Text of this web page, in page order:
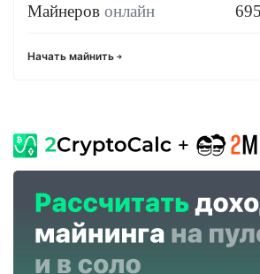
Майнеров онлайн
Начать майнить